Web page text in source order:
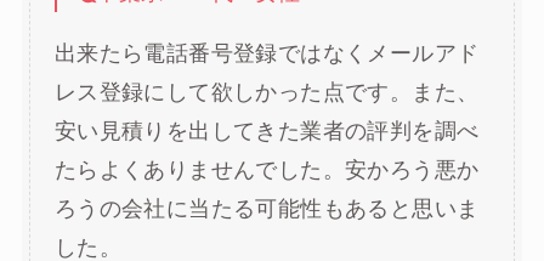
出来たら電話番号登録ではなくメールアド
レス登録にして欲しかった点です。また、
安い見積りを出してきた業者の評判を調べ
たらよくありませんでした。安かろう悪か
ろうの会社に当たる可能性もあると思いま
した。